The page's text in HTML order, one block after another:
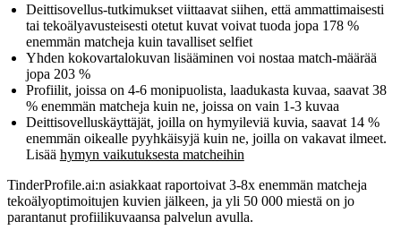
Deittisovellus-tutkimukset viittaavat siihen, että ammattimaisesti
tai tekoälyavusteisesti otetut kuvat voivat tuoda jopa 178 %
enemmän matcheja kuin tavalliset selfiet
Yhden kokovartalokuvan lisääminen voi nostaa match-määrää
jopa 203 %
Profiilit, joissa on 4-6 monipuolista, laadukasta kuvaa, saavat 38
% enemmän matcheja kuin ne, joissa on vain 1-3 kuvaa
Deittisovelluskäyttäjät, joilla on hymyileviä kuvia, saavat 14 %
enemmän oikealle pyyhkäisyjä kuin ne, joilla on vakavat ilmeet.
Lisää hymyn vaikutuksesta matcheihin
TinderProfile.ai:n asiakkaat raportoivat 3-8x enemmän matcheja
tekoälyoptimoitujen kuvien jälkeen, ja yli 50 000 miestä on jo
parantanut profiilikuvaansa palvelun avulla.